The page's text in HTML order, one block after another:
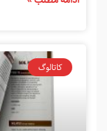
کاتالوگ